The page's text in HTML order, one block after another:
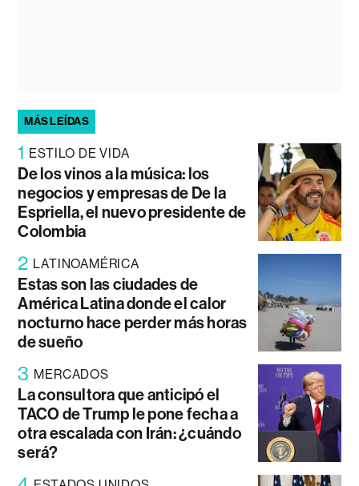
MÁS LEÍDAS
1 ESTILO DE VIDA
De los vinos a la música: los
negocios y empresas de De la
Espriella, el nuevo presidente de
Colombia
2 LATINOAMÉRICA
Estas son las ciudades de
América Latina donde el calor
nocturno hace perder más horas
de sueño
3 MERCADOS
La consultora que anticipó el
TACO de Trump le pone fecha a
otra escalada con Irán: ¿cuándo
será?